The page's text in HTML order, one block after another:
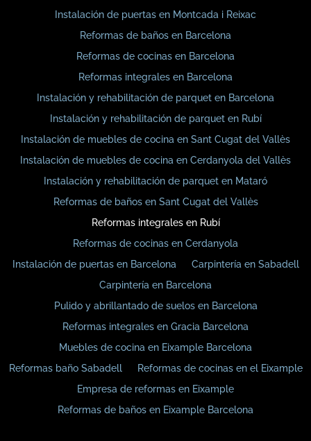
Instalación de puertas en Montcada i Reixac
Reformas de baños en Barcelona
Reformas de cocinas en Barcelona
Reformas integrales en Barcelona
Instalación y rehabilitación de parquet en Barcelona
Instalación y rehabilitación de parquet en Rubí
Instalación de muebles de cocina en Sant Cugat del Vallès
Instalación de muebles de cocina en Cerdanyola del Vallès
Instalación y rehabilitación de parquet en Mataró
Reformas de baños en Sant Cugat del Vallès
Reformas integrales en Rubí
Reformas de cocinas en Cerdanyola
Instalación de puertas en Barcelona
Carpintería en Sabadell
Carpintería en Barcelona
Pulido y abrillantado de suelos en Barcelona
Reformas integrales en Gracia Barcelona
Muebles de cocina en Eixample Barcelona
Reformas baño Sabadell
Reformas de cocinas en el Eixample
Empresa de reformas en Eixample
Reformas de baños en Eixample Barcelona